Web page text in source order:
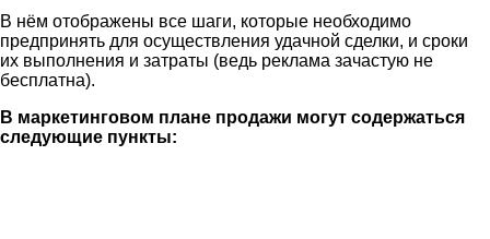
В нём отображены все шаги, которые необходимо
предпринять для осуществления удачной сделки, и сроки
их выполнения и затраты (ведь реклама зачастую не
бесплатна).
В маркетинговом плане продажи могут содержаться
следующие пункты: